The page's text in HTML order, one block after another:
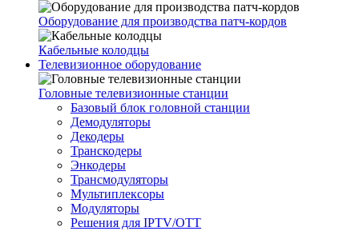
Оборудование для производства патч-кордов
Кабельные колодцы
Телевизионное оборудование
Головные телевизионные станции
Базовый блок головной станции
Демодуляторы
Декодеры
Транскодеры
Энкодеры
Трансмодуляторы
Мультиплексоры
Модуляторы
Решения для IPTV/OTT